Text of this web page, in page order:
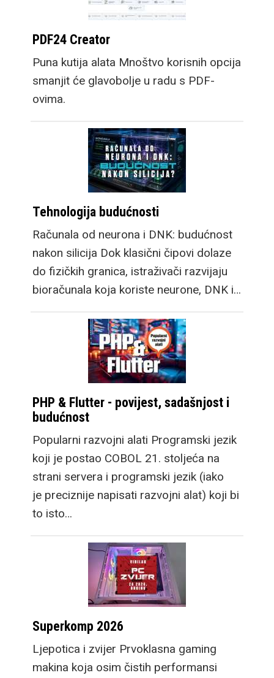
PDF24 Creator
Puna kutija alata Mnoštvo korisnih opcija
smanjit će glavobolje u radu s PDF-
ovima.
Tehnologija budućnosti
Računala od neurona i DNK: budućnost
nakon silicija Dok klasični čipovi dolaze
do fizičkih granica, istraživači razvijaju
bioračunala koja koriste neurone, DNK i…
PHP & Flutter - povijest, sadašnjost i
budućnost
Popularni razvojni alati Programski jezik
koji je postao COBOL 21. stoljeća na
strani servera i programski jezik (iako
je preciznije napisati razvojni alat) koji bi
to isto…
Superkomp 2026
Ljepotica i zvijer Prvoklasna gaming
makina koja osim čistih performansi